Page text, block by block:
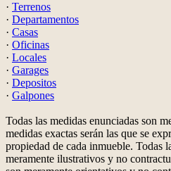
· Terrenos
· Departamentos
· Casas
· Oficinas
· Locales
· Garages
· Depositos
· Galpones
Todas las medidas enunciadas son
medidas exactas serán las que se
propiedad de cada inmueble. Todas
meramente ilustrativos y no